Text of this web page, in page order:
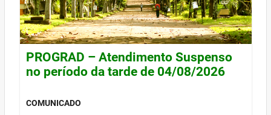
PROGRAD – Atendimento Suspenso
no período da tarde de 04/08/2026
COMUNICADO